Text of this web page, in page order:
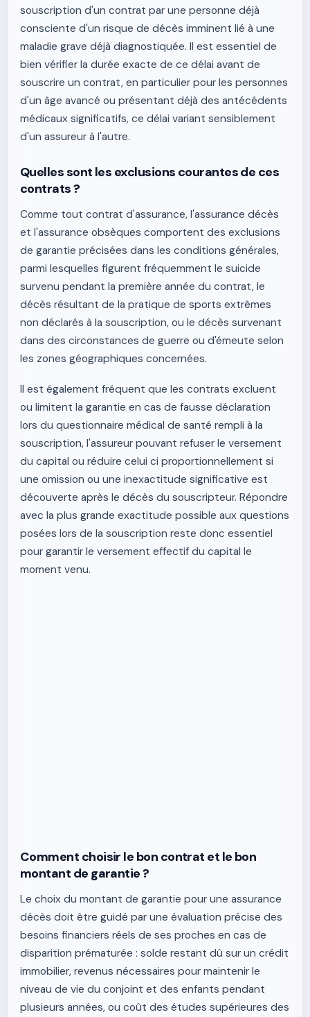
souscription d'un contrat par une personne déjà
consciente d'un risque de décès imminent lié à une
maladie grave déjà diagnostiquée. Il est essentiel de
bien vérifier la durée exacte de ce délai avant de
souscrire un contrat, en particulier pour les personnes
d'un âge avancé ou présentant déjà des antécédents
médicaux significatifs, ce délai variant sensiblement
d'un assureur à l'autre.
Quelles sont les exclusions courantes de ces
contrats ?
Comme tout contrat d'assurance, l'assurance décès
et l'assurance obsèques comportent des exclusions
de garantie précisées dans les conditions générales,
parmi lesquelles figurent fréquemment le suicide
survenu pendant la première année du contrat, le
décès résultant de la pratique de sports extrêmes
non déclarés à la souscription, ou le décès survenant
dans des circonstances de guerre ou d'émeute selon
les zones géographiques concernées.
Il est également fréquent que les contrats excluent
ou limitent la garantie en cas de fausse déclaration
lors du questionnaire médical de santé rempli à la
souscription, l'assureur pouvant refuser le versement
du capital ou réduire celui ci proportionnellement si
une omission ou une inexactitude significative est
découverte après le décès du souscripteur. Répondre
avec la plus grande exactitude possible aux questions
posées lors de la souscription reste donc essentiel
pour garantir le versement effectif du capital le
moment venu.
Comment choisir le bon contrat et le bon
montant de garantie ?
Le choix du montant de garantie pour une assurance
décès doit être guidé par une évaluation précise des
besoins financiers réels de ses proches en cas de
disparition prématurée : solde restant dû sur un crédit
immobilier, revenus nécessaires pour maintenir le
niveau de vie du conjoint et des enfants pendant
plusieurs années, ou coût des études supérieures des